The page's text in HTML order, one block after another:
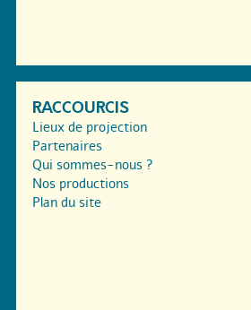
RACCOURCIS
Lieux de projection
Partenaires
Qui sommes-nous ?
Nos productions
Plan du site